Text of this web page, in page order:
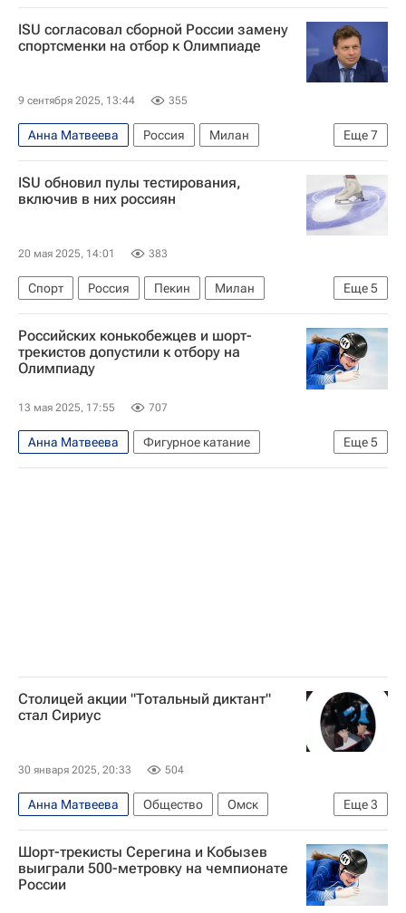
ISU согласовал сборной России замену
спортсменки на отбор к Олимпиаде
9 сентября 2025, 13:44 355
Еще7
Анна Матвеева Россия
Милан
Кортина-д'Ампеццо
Николай Гуляев
Елена Серегина
ММПЦ
Союз конькобежцев России (СКР)
Спорт
ISU обновил пулы тестирования,
включив в них россиян
20 мая 2025, 14:01 383
Еще5
Спорт Россия Пекин
Милан
Аделия Петросян
Алина Горбачева
Владислав Дикиджи
Международный союз конькобежцев (ISU)
Фигурное катание
Российских конькобежцев и шорт-
трекистов допустили к отбору на
Олимпиаду
13 мая 2025, 17:55 707
Еще5
Анна Матвеева
Фигурное катание
Олимпийские игры
Столицей акции "Тотальный диктант"
стал Сириус
30 января 2025, 20:33 504
Еще3
Анна Матвеева Общество
Омск
Ростов-на-Дону
Чита Тотальный диктант
Шорт-трекисты Серегина и Кобызев
выиграли 500-метровку на чемпионате
России